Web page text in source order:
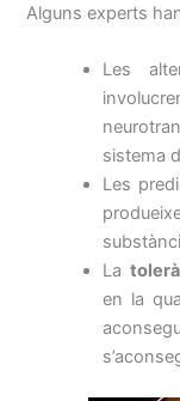
Alguns experts
Les
sistema
Les
La
en la